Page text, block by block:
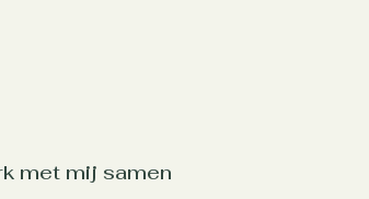
met mij samen